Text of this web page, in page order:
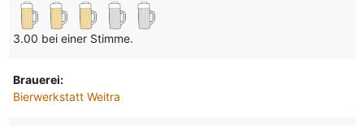
3.00 bei einer Stimme.
Brauerei:
Bierwerkstatt Weitra